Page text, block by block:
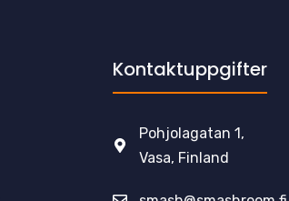
Kontaktuppgifter
Pohjolagatan 1,
Vasa, Finland